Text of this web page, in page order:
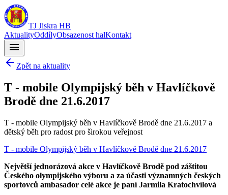
TJ Jiskra HB
AktualityOddílyObsazenost halKontakt
menu
Zpět na aktuality
T - mobile Olympijský běh v Havlíčkově
Brodě dne 21.6.2017
T - mobile Olympijský běh v Havlíčkově Brodě dne 21.6.2017 a
dětský běh pro radost pro širokou veřejnost
T - mobile Olympijský běh v Havlíčkově Brodě dne 21.6.2017
Největší jednorázová akce v Havlíčkově Brodě pod záštitou
Českého olympijského výboru a za účasti významných českých
sportovců ambasador celé akce je paní Jarmila Kratochvílová